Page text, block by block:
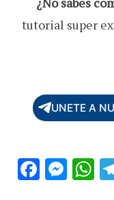
tutorial super
UNETE A
F M W